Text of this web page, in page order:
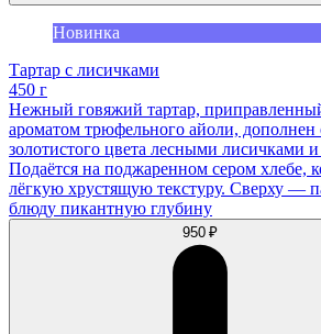
Новинка
Тартар с лисичками
450 г
Нежный говяжий тартар,
ароматом трюфельного айоли,
золотистого цвета лесными лисичками
Подаётся на поджаренном сером хлебе,
лёгкую хрустящую текстуру. Сверху —
блюду пикантную глубину
950 ₽